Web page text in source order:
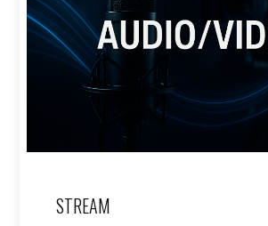
STREAM